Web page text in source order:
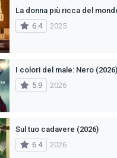
La donna più ricca del
6.4
2025
I colori del male: Nero (2026)
5.9
2026
Sul tuo cadavere (2026)
6.4
2026